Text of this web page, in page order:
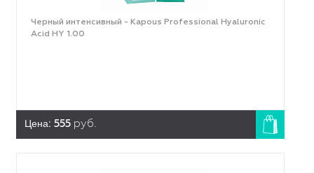
Черный интенсивный - Kapous Professional Hyaluronic
Acid HY 1.00
Цена: 555 руб.